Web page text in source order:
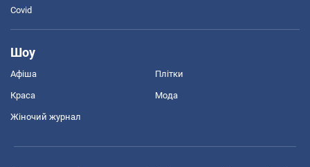
Covid
Шоу
Афіша Плітки
Краса Мода
Жіночий журнал